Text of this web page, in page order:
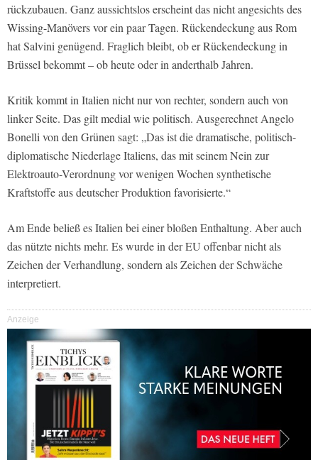
rückzubauen. Ganz aussichtslos erscheint das nicht angesichts des
Wissing-Manövers vor ein paar Tagen. Rückendeckung aus Rom
hat Salvini genügend. Fraglich bleibt, ob er Rückendeckung in
Brüssel bekommt – ob heute oder in anderthalb Jahren.
Kritik kommt in Italien nicht nur von rechter, sondern auch von
linker Seite. Das gilt medial wie politisch. Ausgerechnet Angelo
Bonelli von den Grünen sagt: „Das ist die dramatische, politisch-
diplomatische Niederlage Italiens, das mit seinem Nein zur
Elektroauto-Verordnung vor wenigen Wochen synthetische
Kraftstoffe aus deutscher Produktion favorisierte.“
Am Ende beließ es Italien bei einer bloßen Enthaltung. Aber auch
das nützte nichts mehr. Es wurde in der EU offenbar nicht als
Zeichen der Verhandlung, sondern als Zeichen der Schwäche
interpretiert.
Anzeige